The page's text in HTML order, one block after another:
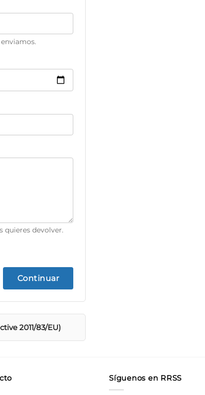
quieres devolver.
Continuar
2011/83/EU)
Síguenos en RRSS